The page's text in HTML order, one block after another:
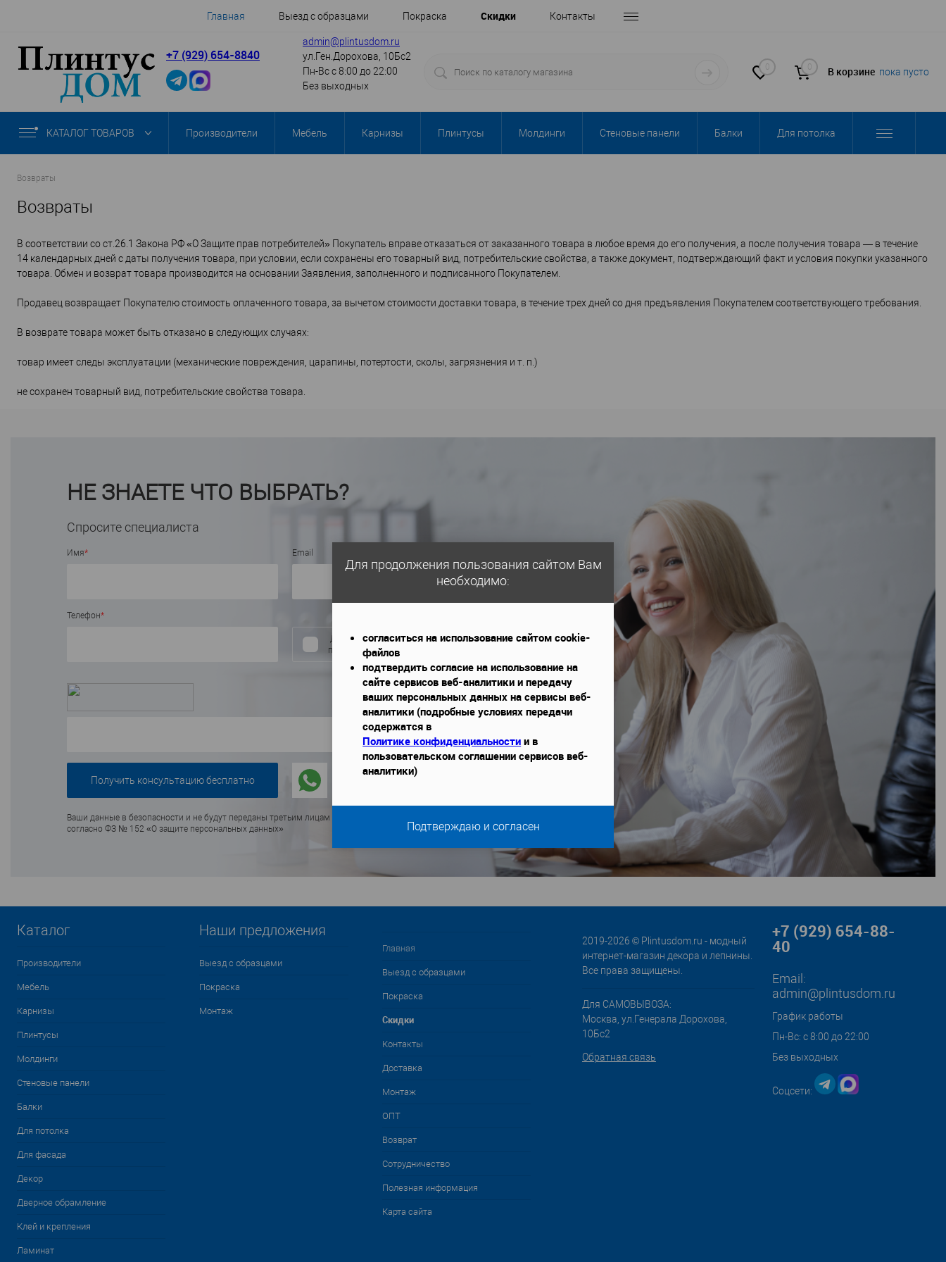
Главная Выезд с образцами Покраска Cкидки Контакты
+7 (929) 654-8840
admin@plintusdom.ru
ул.Ген.Дорохова, 10Бс2
Пн-Вс с 8:00 до 22:00
Без выходных
0 0 В корзине пока пусто
КАТАЛОГ ТОВАРОВ Производители Мебель Карнизы Плинтусы Молдинги Стеновые панели Балки Для потолка
Возвраты
Возвраты
В соответствии со ст.26.1 Закона РФ «О Защите прав потребителей» Покупатель вправе отказаться от заказанного товара в любое время до его получения, а после получения товара — в течение
14 календарных дней с даты получения товара, при условии, если сохранены его товарный вид, потребительские свойства, а также документ, подтверждающий факт и условия покупки указанного
товара. Обмен и возврат товара производится на основании Заявления, заполненного и подписанного Покупателем.
Продавец возвращает Покупателю стоимость оплаченного товара, за вычетом стоимости доставки товара, в течение трех дней со дня предъявления Покупателем соответствующего требования.
В возврате товара может быть отказано в следующих случаях:
товар имеет следы эксплуатации (механические повреждения, царапины, потертости, сколы, загрязнения и т. п.)
не сохранен товарный вид, потребительские свойства товара.
НЕ ЗНАЕТЕ ЧТО ВЫБРАТЬ?
Спросите специалиста
Имя* Email
Телефон*
Даю согласие на обработку моих
персональных данных
Ваши данные в безопасности и не будут переданы третьим лицам
согласно ФЗ № 152 «О защите персональных данных»
Каталог
Производители
Мебель
Карнизы
Плинтусы
Молдинги
Стеновые панели
Балки
Для потолка
Для фасада
Декор
Дверное обрамление
Клей и крепления
Ламинат
Наши предложения
Выезд с образцами
Покраска
Монтаж
Главная
Выезд с образцами
Покраска
Cкидки
Контакты
Доставка
Монтаж
ОПТ
Возврат
Сотрудничество
Полезная информация
Карта сайта
2019-2026 © Plintusdom.ru - модный
интернет-магазин декора и лепнины.
Все права защищены.
Для САМОВЫВОЗА:
Москва, ул.Генерала Дорохова,
10Бс2
Обратная связь
+7 (929) 654-88-
40
Email:
admin@plintusdom.ru
График работы
Пн-Вс: с 8:00 до 22:00
Без выходных
Соцсети:
Для продолжения пользования сайтом Вам
необходимо:
согласиться на использование сайтом cookie-
файлов
подтвердить согласие на использование на
сайте сервисов веб-аналитики и передачу
ваших персональных данных на сервисы веб-
аналитики (подробные условиях передачи
содержатся в
Политике конфиденциальности и в
пользовательском соглашении сервисов веб-
аналитики)
Подтверждаю и согласен